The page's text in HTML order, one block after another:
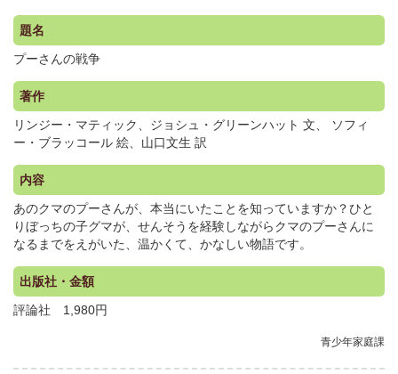
題名
プーさんの戦争
著作
リンジー・マティック、ジョシュ・グリーンハット 文、 ソフィ
ー・ブラッコール 絵、山口文生 訳
内容
あのクマのプーさんが、本当にいたことを知っていますか？ひと
りぼっちの子グマが、せんそうを経験しながらクマのプーさんに
なるまでをえがいた、温かくて、かなしい物語です。
出版社・金額
評論社 1,980円
青少年家庭課